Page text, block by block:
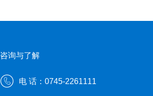
咨询与了解
电 话：0745-2261111